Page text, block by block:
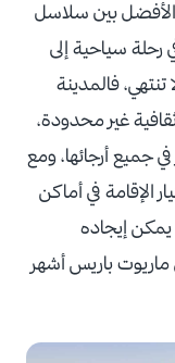
الأفضل بين سلاسل
رحلة سياحية إلى
فالمدينة
غير محدودة،
في جميع أرجائها، ومع
الإقامة في أماكن
إيجاده
باريسأشهر